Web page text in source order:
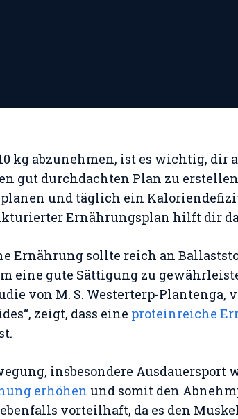
kg abzunehmen, ist es wichtig, dir
gut durchdachten Plan zu
und täglich ein
Ernährungsplan hilft dir
Ernährung sollte reich an
eine gute Sättigung zu
von M. S. Westerterp-
zeigt, dass eine proteinreiche
insbesondere
erhöhen und somit den
vorteilhaft, da es den